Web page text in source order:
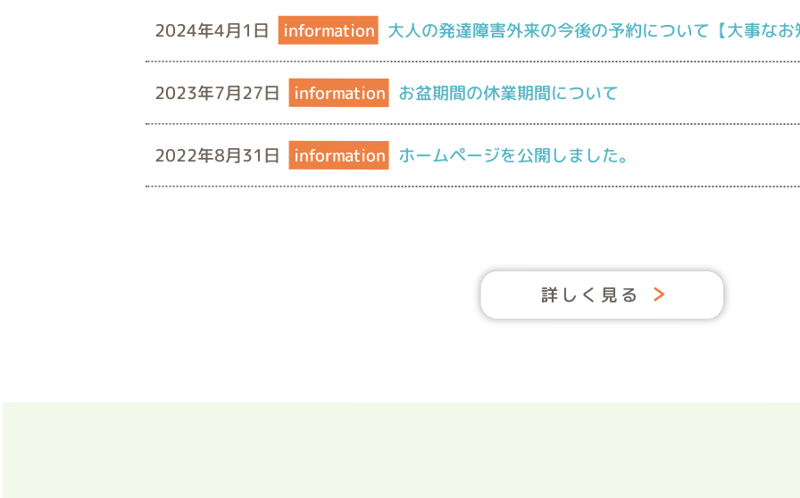
2024年4月1日 information 大人の発達障害外来の今後の予約について【大事なお
2023年7月27日 information お盆期間の休業期間について
2022年8月31日 information ホームページを公開しました。